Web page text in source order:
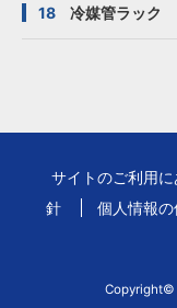
18 冷媒管ラック
サイトのご利用
針
個人情報
Copyright©